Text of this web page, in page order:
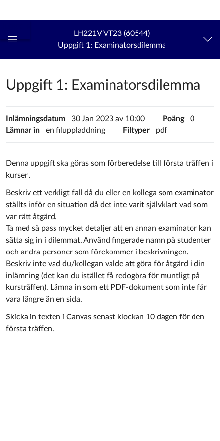
navigationsmeny
LH221V VT23 (60544)
Uppgift 1: Examinatorsdilemma
Uppgift 1: Examinatorsdilemma
Inlämningsdatum 30 Jan 2023 av 10:00 Poäng
0
Lämnar in
en filuppladdning Filtyper pdf
Denna uppgift ska göras som förberedelse till första träffen i
kursen.
Beskriv ett verkligt fall då du eller en kollega som examinator
ställts inför en situation då det inte varit självklart vad som
var rätt åtgärd.
Ta med så pass mycket detaljer att en annan examinator kan
sätta sig in i dilemmat. Använd fingerade namn på studenter
och andra personer som förekommer i beskrivningen.
Beskriv inte vad du/kollegan valde att göra för åtgärd i din
inlämning (det kan du istället få redogöra för muntligt på
kursträffen). Lämna in som ett PDF-dokument som inte får
vara längre än en sida.
Skicka in texten i Canvas senast klockan 10 dagen för den
första träffen.